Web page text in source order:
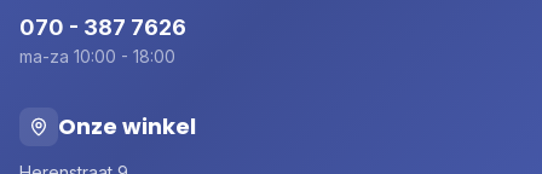
070 - 387 7626
ma-za 10:00 - 18:00
Onze winkel